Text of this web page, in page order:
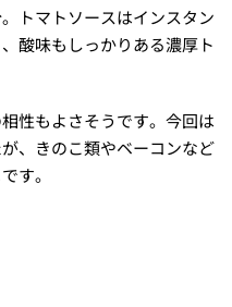
トマトソースはインスタン
酸味もしっかりある濃厚ト
性もよさそうです。今回は
、きのこ類やベーコンなど
す。